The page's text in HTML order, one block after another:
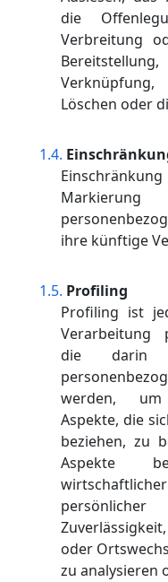
die
Verbreitung
Löschen oder
ihre künftige
Profiling
Profiling ist
Verarbeitung
die darin
werden, um
Aspekte, die
beziehen, zu
Aspekte
oder
zu analysieren